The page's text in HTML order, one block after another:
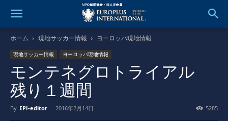
ホーム 現地サッカー情報 ヨーロッパ現地情報
現地サッカー情報 ヨーロッパ現地情報
モンテネグロトライアル
残り１週間
By EPI-editor - 2016年2月14日 5285